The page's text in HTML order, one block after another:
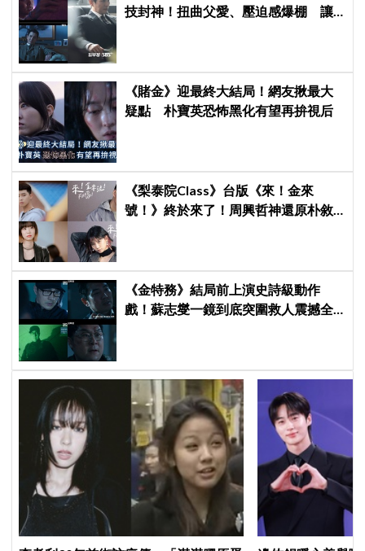
技封神！扭曲父愛、壓迫感爆棚 讓
《賭金》迎最終大結局！網友揪最大
疑點 朴寶英恐怖黑化有望再拚視后
《梨泰院Class》台版《來！金來
號！》終於來了！周興哲神還原朴敘
《金特務》結局前上演史詩級動作
戲！蘇志燮一鏡到底突圍救人震撼全